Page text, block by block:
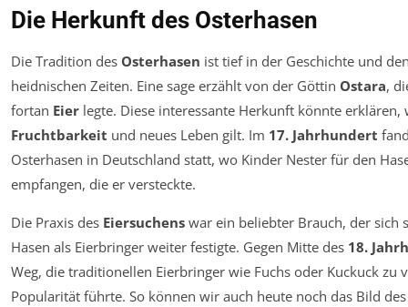
Die Herkunft des Osterhasen
Die Tradition des Osterhasen ist tief in der Geschichte und
heidnischen Zeiten. Eine sage erzählt von der Göttin Ostara,
fortan Eier legte. Diese interessante Herkunft könnte
Fruchtbarkeit und neues Leben gilt. Im 17. Jahrhundert
Osterhasen in Deutschland statt, wo Kinder Nester für den
empfangen, die er versteckte.
Die Praxis des Eiersuchens war ein beliebter Brauch, der sich
Hasen als Eierbringer weiter festigte. Gegen Mitte des 18.
Weg, die traditionellen Eierbringer wie Fuchs oder Kuckuck zu
Popularität führte. So können wir auch heute noch das Bild